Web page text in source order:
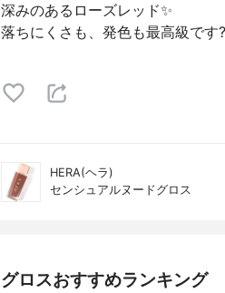
深みのあるローズレッド✨
落ちにくさも、発色も最高級で
HERA(ヘラ)
センシュアルヌードグロス
グロスおすすめランキング